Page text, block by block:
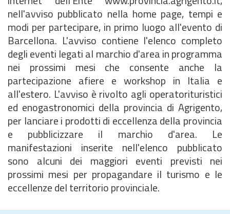
nell'avviso pubblicato nella home page, tempi e
modi per partecipare, in primo luogo all'evento di
Barcellona. L'avviso contiene l'elenco completo
degli eventi legati al marchio d'area in programma
nei prossimi mesi che consente anche la
partecipazione afiere e workshop in Italia e
all'estero. L'avviso è rivolto agli operatorituristici
ed enogastronomici della provincia di Agrigento,
per lanciare i prodotti di eccellenza della provincia
e pubblicizzare il marchio d'area. Le
manifestazioni inserite nell'elenco pubblicato
sono alcuni dei maggiori eventi previsti nei
prossimi mesi per propagandare il turismo e le
eccellenze del territorio provinciale.